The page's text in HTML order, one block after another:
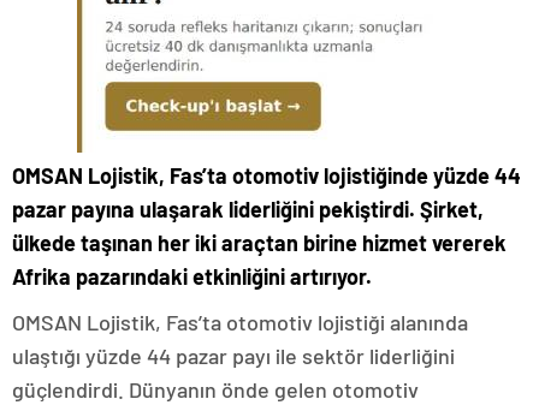
OMSAN Lojistik, Fas’ta otomotiv lojistiğinde yüzde 44
pazar payına ulaşarak liderliğini pekiştirdi. Şirket,
ülkede taşınan her iki araçtan birine hizmet vererek
Afrika pazarındaki etkinliğini artırıyor.
OMSAN Lojistik, Fas’ta otomotiv lojistiği alanında
ulaştığı yüzde 44 pazar payı ile sektör liderliğini
güçlendirdi. Dünyanın önde gelen otomotiv